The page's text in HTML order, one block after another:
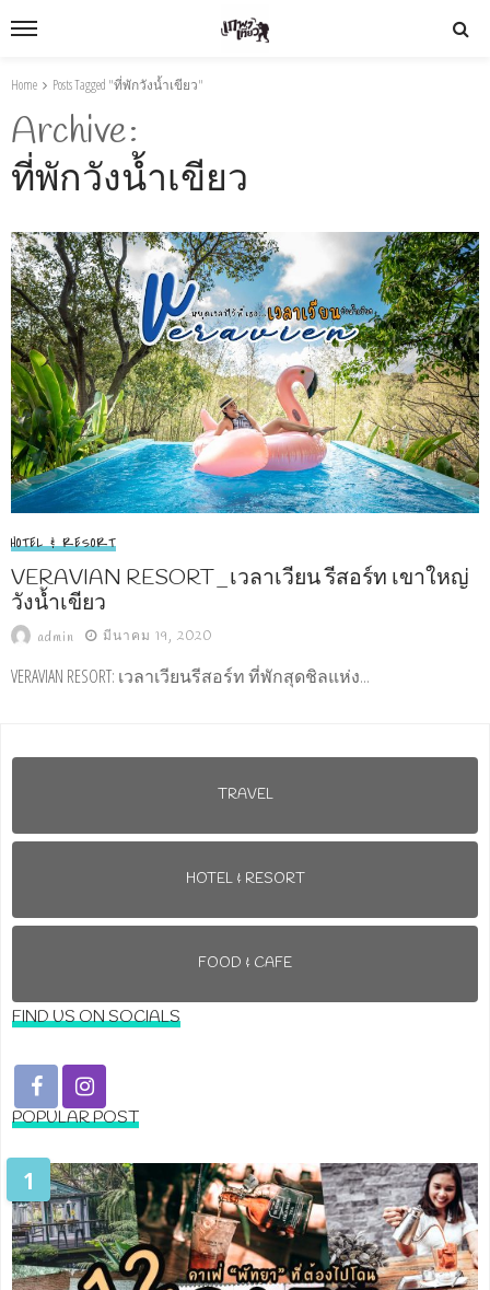
Home Posts Tagged "ที่พักวังน้ำเขียว"
Archive
ที่พักวังน้ำเขียว
HOTEL & RESORT
VERAVIAN RESORT_เวลาเวียน รีสอร์ท เขาใหญ่
วังน้ำเขียว
admin มีนาคม 19, 2020
VERAVIAN RESORT: เวลาเวียนรีสอร์ท ที่พักสุดชิลแห่ง...
TRAVEL
HOTEL & RESORT
FOOD & CAFE
FIND US ON SOCIALS
POPULAR POST
1